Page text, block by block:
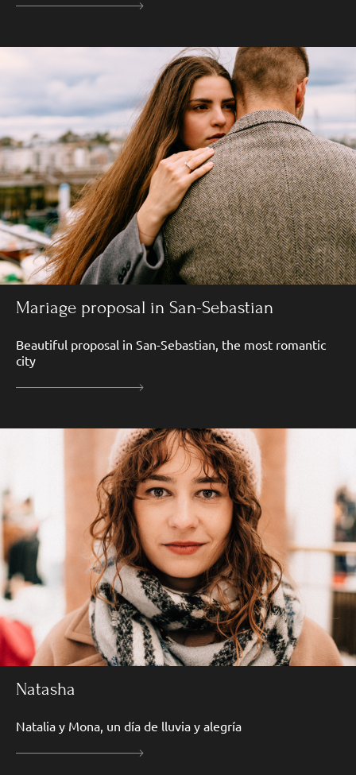
Mariage proposal in San-Sebastian
Beautiful proposal in San-Sebastian, the most romantic
city
Natasha
Natalia y Mona, un día de lluvia y alegría